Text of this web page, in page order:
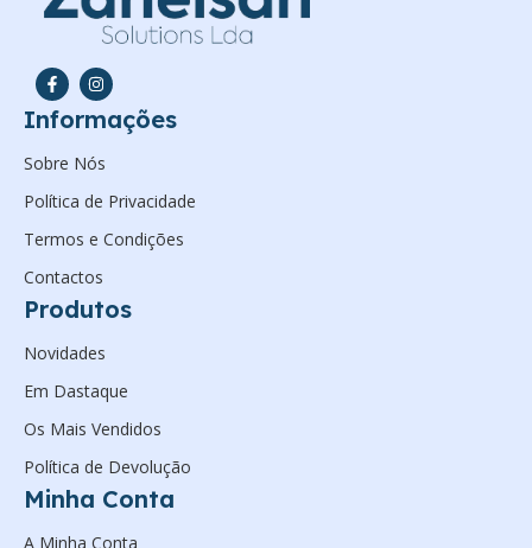
Informações
Sobre Nós
Política de Privacidade
Termos e Condições
Contactos
Produtos
Novidades
Em Dastaque
Os Mais Vendidos
Política de Devolução
Minha Conta
A Minha Conta